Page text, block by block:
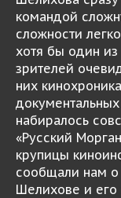
командой
сложности
хотя бы один
зрителей
них
набиралось
«Русский
крупицы
сообщали нам о
Шелихове и его